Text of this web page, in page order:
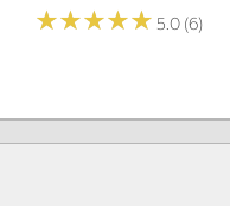
★★★★★
★★★★★ 5.0 (6)